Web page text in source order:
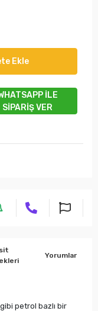
Ekle
İLE
SİPARİŞ VER
Yorumlar
petrol bazlı bir